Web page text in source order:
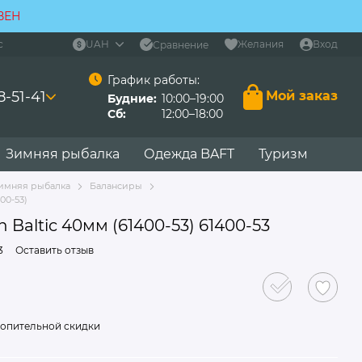
UAH Сравнение Желания Вход
51-41
График работы:
Будние: 10:00–19:00
Сб:
12:00–18:00
Мой заказ
Зимняя рыбалка Одежда BAFT Туризм
рыбалка
Балансиры
53)
Baltic 40мм (61400-53) 61400-53
Оставить отзыв
скидки